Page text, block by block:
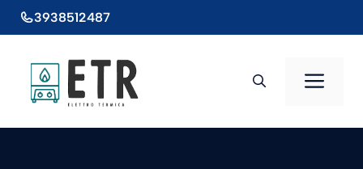
al
3938512487